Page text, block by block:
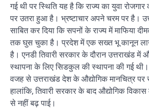
गई थी पर स्थिति यह है कि राज्य का युवा
पर उतरा हुआ है। भ्रष्टाचार अपने चरम पर है।
साबित कर दिया कि सपनों के राज्य में माफिया
तक घुस चुका है। प्रदेश में एक सख्त भू कानून
है। एनडी तिवारी सरकार के दौरान उत्तराखंड में
स्थापना के लिए सिडकुल की स्थापना की गई
वजह से उत्तराखंड देश के औद्योगिक मानचित्र पर
हालांकि, तिवारी सरकार के बाद औद्योगिक
से नहीं बढ़ पाई।